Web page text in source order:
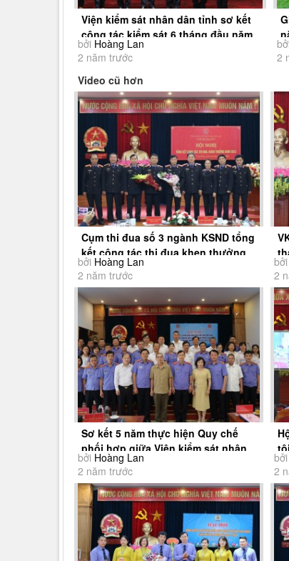
Viện kiểm sát nhân dân tỉnh sơ kết
công tác kiểm sát 6 tháng đầu năm
2024
bởi Hoàng Lan
2 năm trước
2
Video cũ hơn
Cụm thi đua số 3 ngành KSND tổng
kết công tác thi đua khen thưởng
năm 2023
bởi Hoàng Lan
2 năm trước
bởi
2
Sơ kết 5 năm thực hiện Quy chế
phối hợp giữa Viện kiểm sát nhân
và Tòa án...
bởi Hoàng Lan
2 năm trước
bởi
2